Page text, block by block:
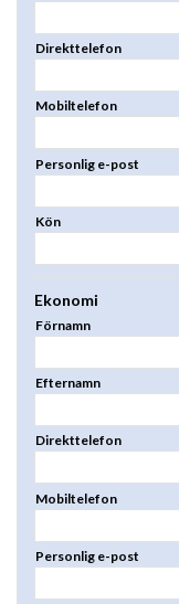
Direkttelefon
Mobiltelefon
Personlig e-post
Kön
Ekonomi
Förnamn
Efternamn
Direkttelefon
Mobiltelefon
Personlig e-post